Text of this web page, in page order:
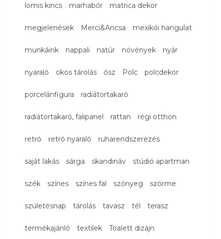
lomis kincs marhabőr matrica dekor
megjelenések Merci&Ancsa mexikói hangulat
munkáink nappali natúr növények nyár
nyaraló okos tárolás ősz Polc polcdekor
porcelánfigura radiátortakaró
radiátortakaró, falipanel rattan régi otthon
retró retró nyaraló ruharendszerezés
saját lakás sárga skandináv stúdió apartman
szék színes színes fal szőnyeg szőrme
születésnap tárolás tavasz tél terasz
termékajánló textilek Toalett dizájn